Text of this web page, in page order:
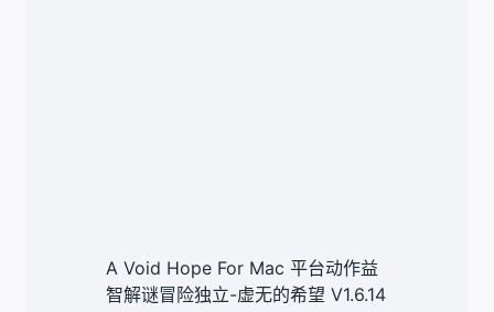
A Void Hope For Mac 平台动作益
智解谜冒险独立-虚无的希望 V1.6.14